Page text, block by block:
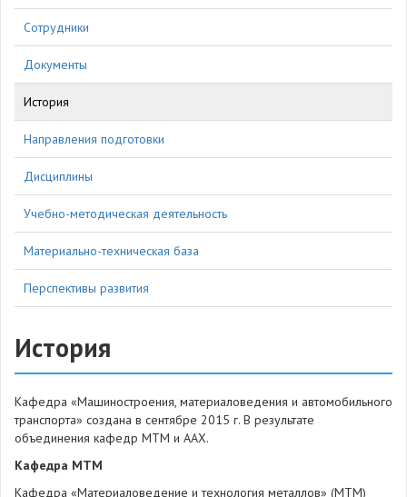
Сотрудники
Документы
История
Направления подготовки
Дисциплины
Учебно-методическая деятельность
Материально-техническая база
Перспективы развития
История
Кафедра «Машиностроения, материаловедения и автомобильного
транспорта» создана в сентябре 2015 г. В результате
объединения кафедр МТМ и ААХ.
Кафедра МТМ
Кафедра «Материаловедение и технология металлов» (МТМ)